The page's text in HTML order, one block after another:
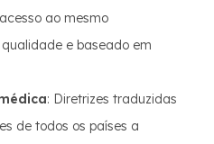
ao mesmo
e baseado em
: Diretrizes traduzidas
de todos os países a